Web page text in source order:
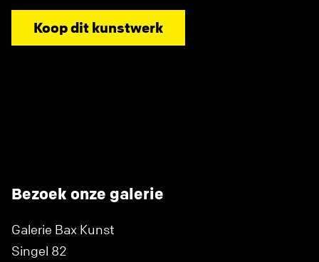
Koop dit kunstwerk
Bezoek onze galerie
Galerie Bax Kunst
Singel 82